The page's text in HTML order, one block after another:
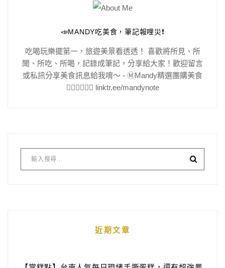
📣MANDY吃美食，筆記報哩災❗️
吃喝玩樂擺第一，旅遊美景看透透！ 喜歡將所見、所
聞、所吃、所喝，記錄成筆記，分享給大家！歡迎留言
或私訊分享美食訊息給我唷～ - Ⓜ️Mandy精選團購美食
👇🏻👇🏻👇🏻 linktr.ee/mandynote
近期文章